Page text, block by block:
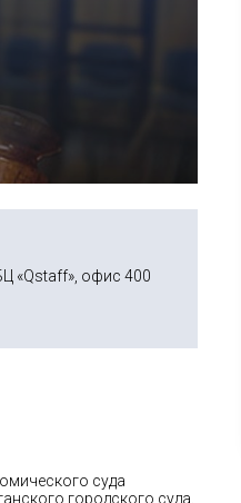
«Qstaff», офис 400
суда
городского суда,